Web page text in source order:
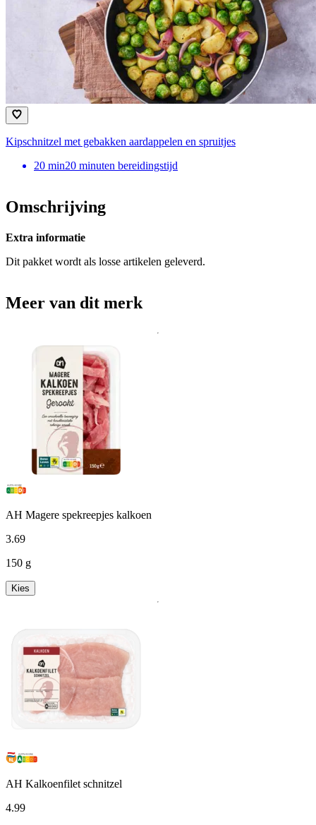
Kipschnitzel met gebakken aardappelen en spruitjes
20 min20 minuten bereidingstijd
Omschrijving
Extra informatie
Dit pakket wordt als losse artikelen geleverd.
Meer van dit merk
AH Magere spekreepjes kalkoen
3.69
150 g
Kies
AH Kalkoenfilet schnitzel
4.99